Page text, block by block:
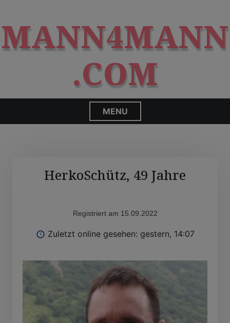
i
p
o
c
n
t
MANN4MANN
.COM
MENU
HerkoSchütz, 49 Jahre
Registriert am 15.09.2022
Zuletzt online gesehen: gestern, 14:07